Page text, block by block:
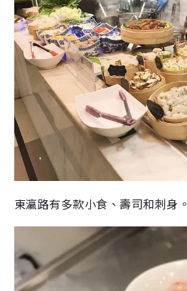
東瀛路有多款小食、壽司和刺身。